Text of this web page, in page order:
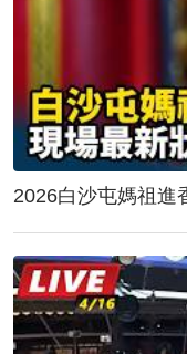
2026白沙屯媽祖進